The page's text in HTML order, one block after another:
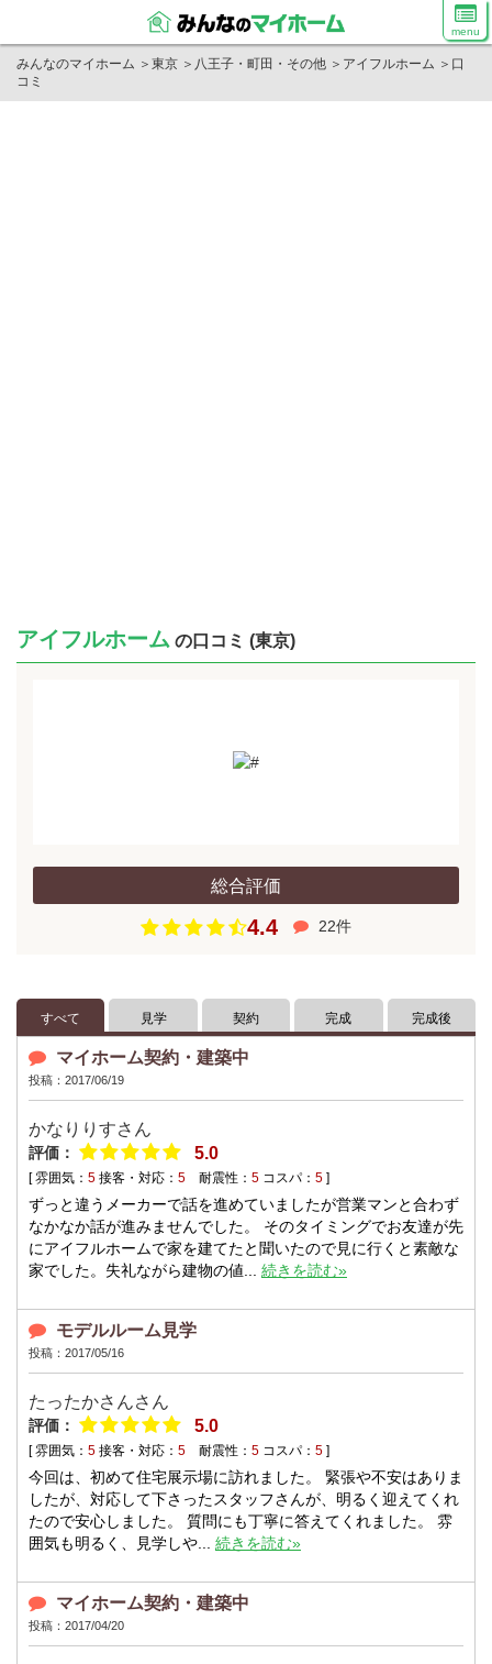
menu
みんなのマイホーム ＞ 東京 ＞ 八王子・町田・その他 ＞ アイフルホーム ＞ 口
コミ
アイフルホーム の口コミ (東京)
総合評価
4.4 22件
すべて 見学 契約 完成 完成後
マイホーム契約・建築中
投稿：2017/06/19
かなりりすさん
評価： 5.0
[ 雰囲気： 5 接客・対応： 5 耐震性： 5 コスパ： 5 ]
ずっと違うメーカーで話を進めていましたが営業マンと合わず
なかなか話が進みませんでした。 そのタイミングでお友達が先
にアイフルホームで家を建てたと聞いたので見に行くと素敵な
家でした。失礼ながら建物の値... 続きを読む»
モデルルーム見学
投稿：2017/05/16
たったかさんさん
評価： 5.0
[ 雰囲気： 5 接客・対応： 5 耐震性： 5 コスパ： 5 ]
今回は、初めて住宅展示場に訪れました。 緊張や不安はありま
したが、対応して下さったスタッフさんが、明るく迎えてくれ
たので安心しました。 質問にも丁寧に答えてくれました。 雰
囲気も明るく、見学しや... 続きを読む»
マイホーム契約・建築中
投稿：2017/04/20